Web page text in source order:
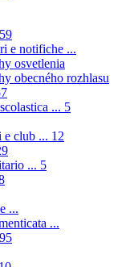
e notifiche ...
osvetlenia
obecného rozhlasu
... 5
e club ... 12
... 5
...
...
95